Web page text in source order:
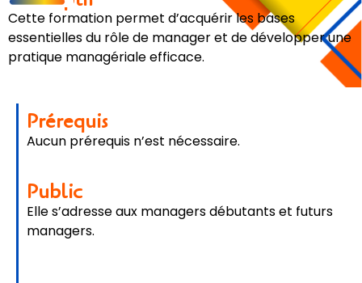
Cette formation permet d’acquérir les bases
essentielles du rôle de manager et de développer une
pratique managériale efficace.
Prérequis
Aucun prérequis n’est nécessaire.
Public
Elle s’adresse aux managers débutants et futurs
managers.